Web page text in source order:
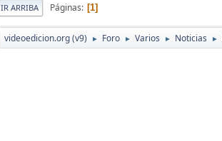
IR ARRIBA Páginas 1
videoedicion.org (v9) ► Foro ► Varios ► Noticias ►